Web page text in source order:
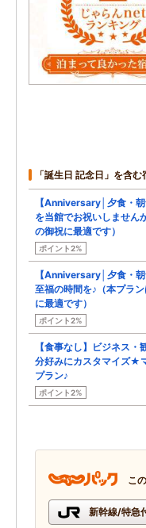
「誕生日 記念日」を含
【Anniversary│夕食・
を当館でお祝いしません
の御祝に最適です）
ポイント2%
【Anniversary│夕食・
至福の時間を♪（本プラ
に最適です）
ポイント2%
【食事なし】ビジネス・
分好みにカスタマイズ★
プラン♪
ポイント2%
こ
新幹線/特急